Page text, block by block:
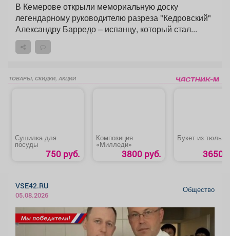
В Кемерове открыли мемориальную доску
легендарному руководителю разреза "Кедровский"
Александру Барредо – испанцу, который стал...
ТОВАРЫ, СКИДКИ, АКЦИИ
Сушилка для
посуды
750 руб.
Композиция
«Милледи»
3800 руб.
Букет из
3650
VSE42.RU
05.08.2026
Общество